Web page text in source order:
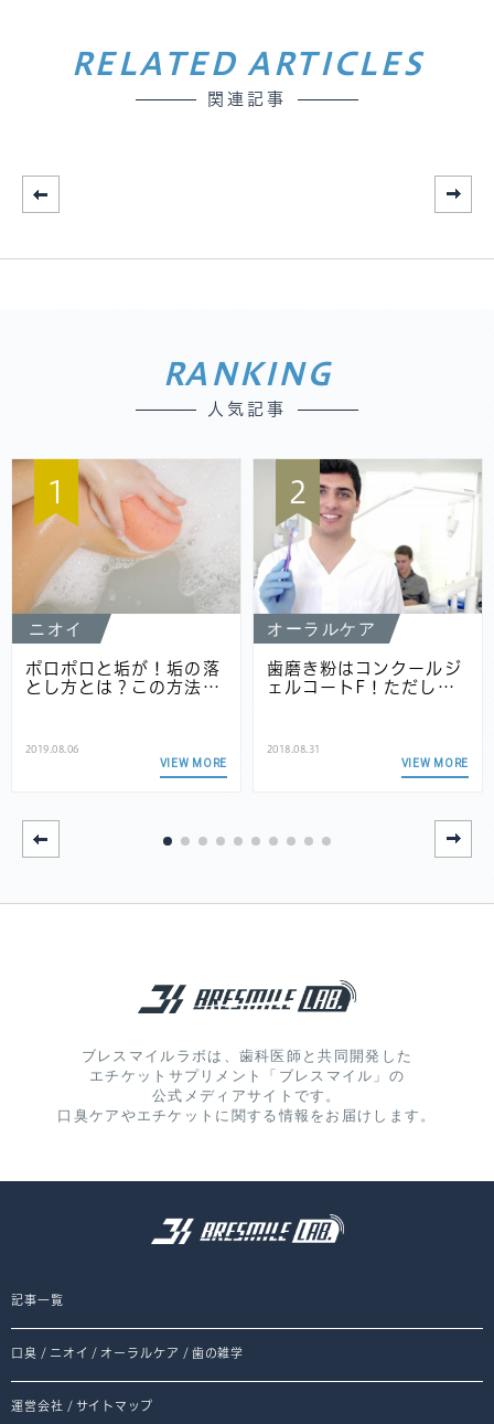
RELATED ARTICLES
関連記事
RANKING
人気記事
1
ニオイ
ポロポロと垢が！垢の落
とし方とは？この方法…
2019.08.06
VIEW MORE
2
オーラルケア
歯磨き粉はコンクールジ
ェルコートF！ただし…
2018.08.31
VIEW MORE
ブレスマイルラボは、歯科医師と共同開発した
エチケットサプリメント「ブレスマイル」の
公式メディアサイトです。
口臭ケアやエチケットに関する情報をお届けします。
記事一覧
口臭 / ニオイ / オーラルケア / 歯の雑学
運営会社 / サイトマップ